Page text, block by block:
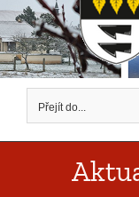
Přejít do...